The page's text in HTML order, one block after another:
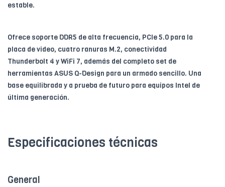
estable.
Ofrece soporte DDR5 de alta frecuencia, PCIe 5.0 para la
placa de video, cuatro ranuras M.2, conectividad
Thunderbolt 4 y WiFi 7, además del completo set de
herramientas ASUS Q-Design para un armado sencillo. Una
base equilibrada y a prueba de futuro para equipos Intel de
última generación.
Especificaciones técnicas
General